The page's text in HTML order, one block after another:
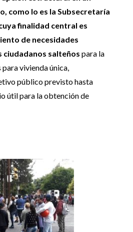
como lo es la Subsecretaría
finalidad central es
de necesidades
ciudadanos salteños para la
vivienda única,
público previsto hasta
útil para la obtención de